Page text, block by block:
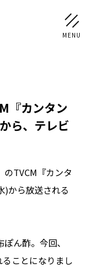
『カンタン
ら、テレビ
のTVCM『カンタ
)から放送される
ん酢。今回、
ることになりまし